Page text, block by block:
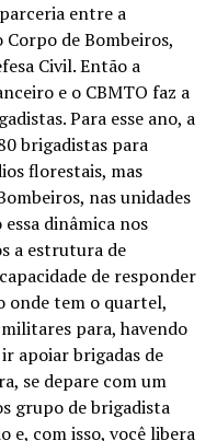
entre a
de Bombeiros,
Civil. Então a
e o CBMTO faz a
Para esse ano, a
brigadistas para
florestais, mas
nas unidades
dinâmica nos
a estrutura de
de responder
onde tem o quartel,
para, havendo
ir apoiar brigadas de
se depare com um
grupo de brigadista
com isso, você libera